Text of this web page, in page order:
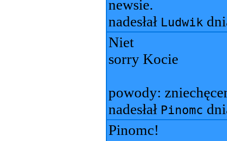
newsie.
nadesłał Ludwik
Niet
sorry Kocie
powody:
nadesłał Pinomc
Pinomc!